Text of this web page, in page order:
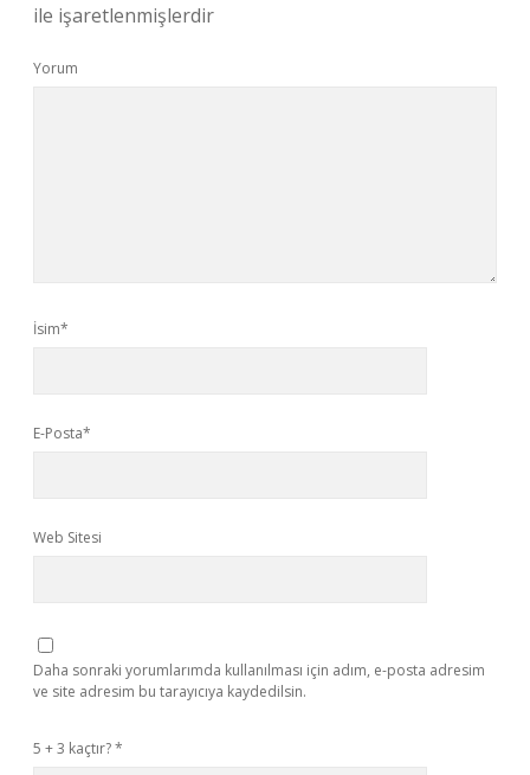
ile işaretlenmişlerdir
Yorum
İsim*
E-Posta*
Web Sitesi
Daha sonraki yorumlarımda kullanılması için adım, e-posta adresim
ve site adresim bu tarayıcıya kaydedilsin.
5 + 3 kaçtır?*